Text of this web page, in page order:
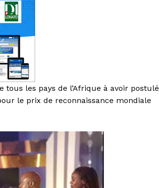
les pays de l’Afrique à avoir postulé
le prix de reconnaissance mondiale